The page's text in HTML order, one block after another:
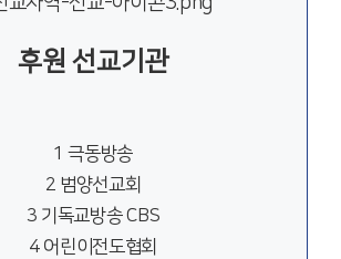
후원 선교기관
1 극동방송
2 범양선교회
3 기독교방송 CBS
4 어린이전도협회